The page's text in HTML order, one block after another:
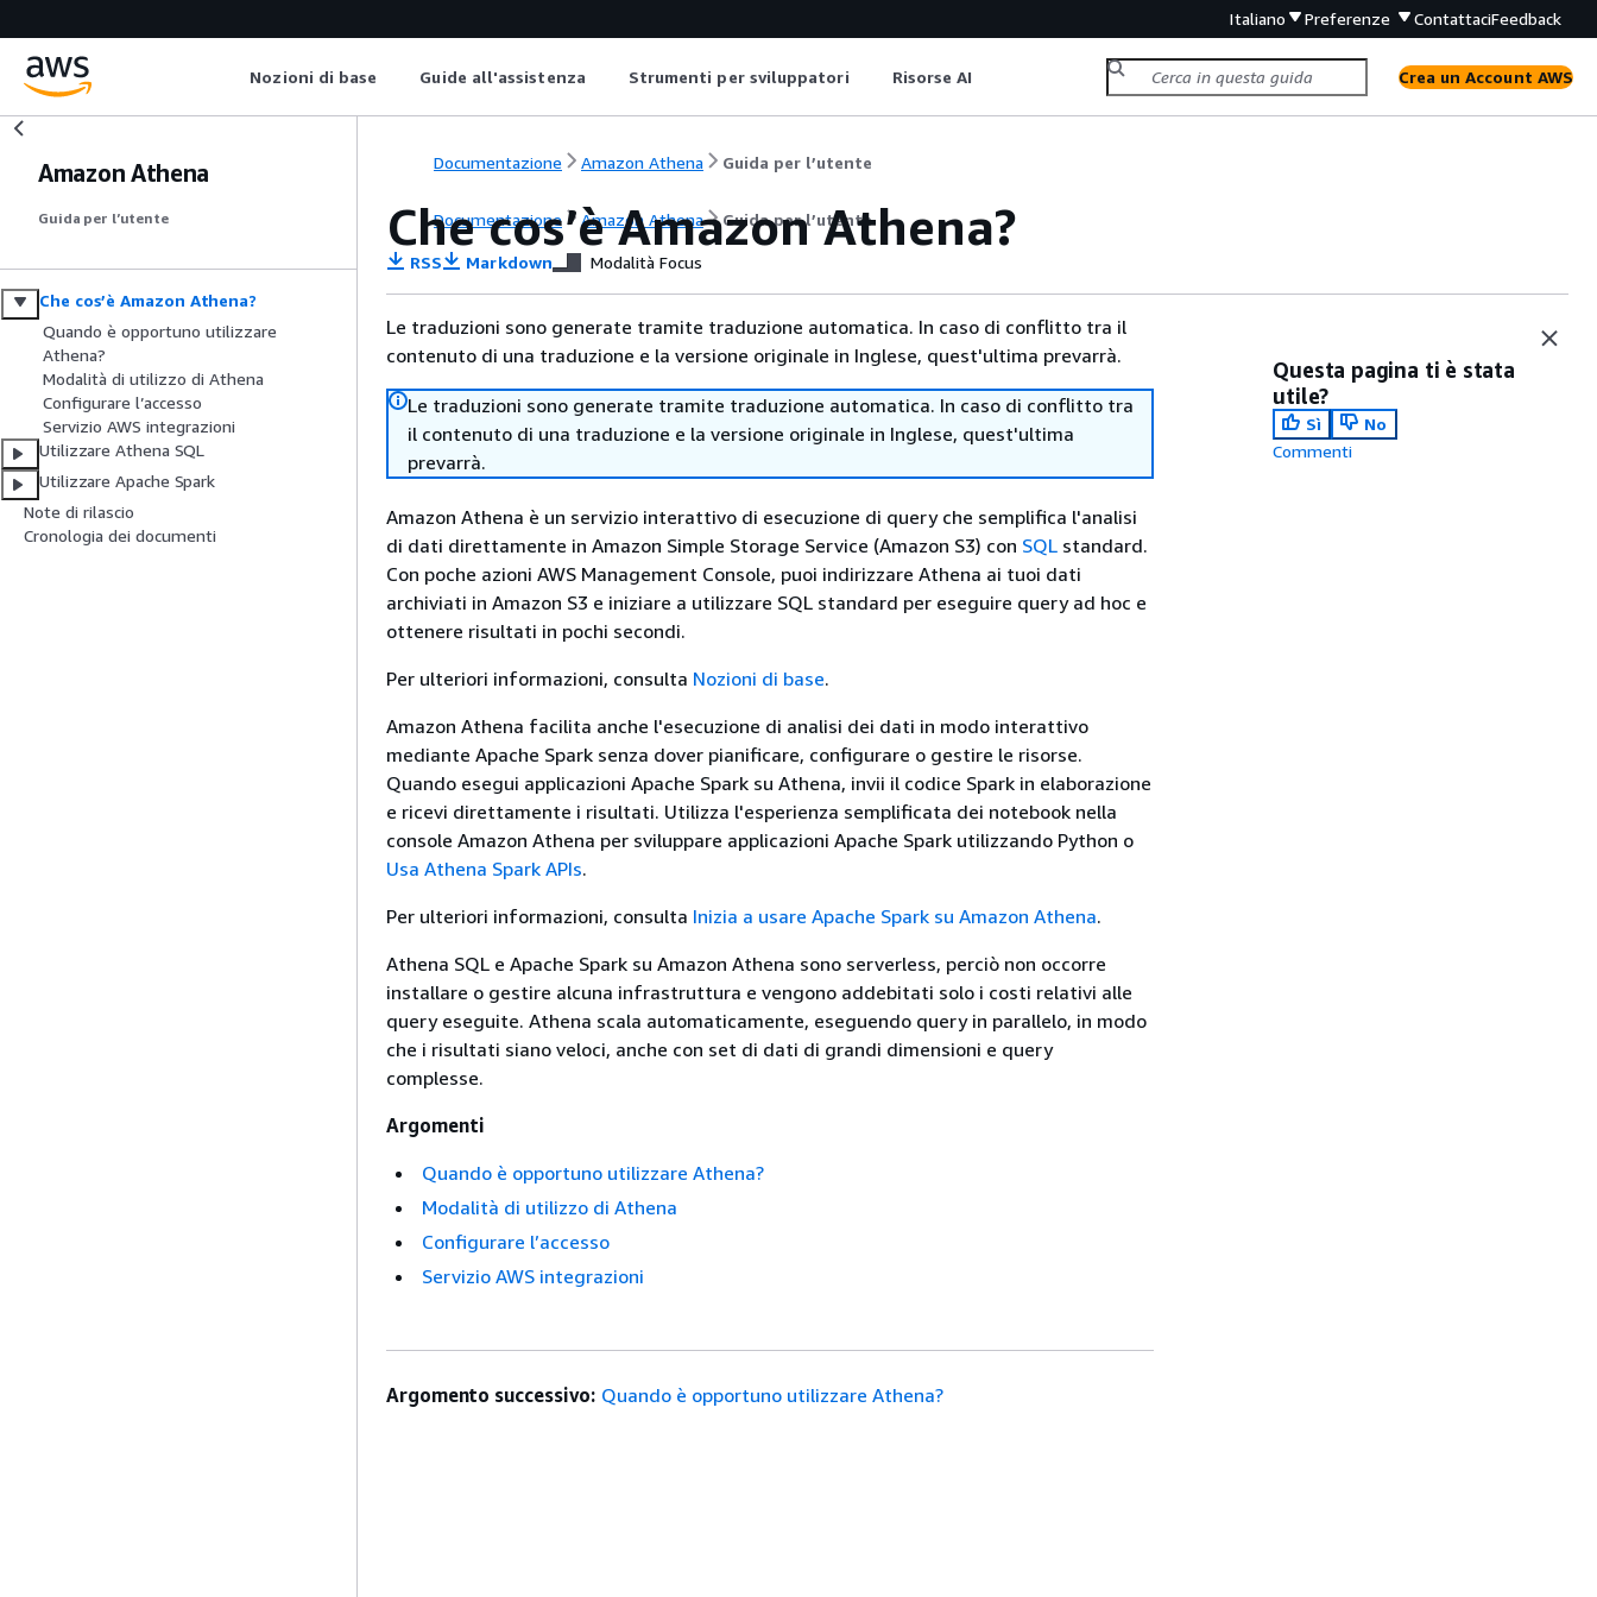
Italiano Preferenze ContattaciFeedback
Nozioni di base Guide all'assistenza Strumenti per sviluppatori Risorse AI Crea un Account AWS
Amazon Athena
Guida per l’utente
Che cos’è Amazon Athena?
Quando è opportuno utilizzare
Athena?
Modalità di utilizzo di Athena
Configurare l’accesso
Servizio AWS integrazioni
Utilizzare Athena SQL
Utilizzare Apache Spark
Note di rilascio
Cronologia dei documenti
Documentazione Amazon Athena Guida per l’utente
Documentazione Amazon Athena Guida per l’utente
Che cos’è Amazon Athena?
RSS Markdown Modalità Focus
Le traduzioni sono generate tramite traduzione automatica. In caso di conflitto tra il
contenuto di una traduzione e la versione originale in Inglese, quest'ultima prevarrà.
Le traduzioni sono generate tramite traduzione automatica. In caso di conflitto tra
il contenuto di una traduzione e la versione originale in Inglese, quest'ultima
prevarrà.
Amazon Athena è un servizio interattivo di esecuzione di query che semplifica l'analisi
di dati direttamente in Amazon Simple Storage Service (Amazon S3) con SQL standard.
Con poche azioni AWS Management Console, puoi indirizzare Athena ai tuoi dati
archiviati in Amazon S3 e iniziare a utilizzare SQL standard per eseguire query ad hoc e
ottenere risultati in pochi secondi.
Per ulteriori informazioni, consulta Nozioni di base.
Amazon Athena facilita anche l'esecuzione di analisi dei dati in modo interattivo
mediante Apache Spark senza dover pianificare, configurare o gestire le risorse.
Quando esegui applicazioni Apache Spark su Athena, invii il codice Spark in elaborazione
e ricevi direttamente i risultati. Utilizza l'esperienza semplificata dei notebook nella
console Amazon Athena per sviluppare applicazioni Apache Spark utilizzando Python o
Usa Athena Spark APIs.
Per ulteriori informazioni, consulta Inizia a usare Apache Spark su Amazon Athena.
Athena SQL e Apache Spark su Amazon Athena sono serverless, perciò non occorre
installare o gestire alcuna infrastruttura e vengono addebitati solo i costi relativi alle
query eseguite. Athena scala automaticamente, eseguendo query in parallelo, in modo
che i risultati siano veloci, anche con set di dati di grandi dimensioni e query
complesse.
Argomenti
Quando è opportuno utilizzare Athena?
Modalità di utilizzo di Athena
Configurare l’accesso
Servizio AWS integrazioni
Questa pagina ti è stata
utile?
Sì
No
Commenti
Argomento successivo: Quando è opportuno utilizzare Athena?